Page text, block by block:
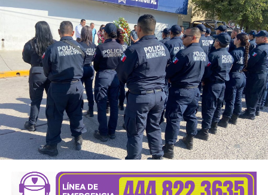
conocer las cuatro regiones del estado con estancias de
una o dos noches.
El número exacto de paquetes vendidos o apartados por
las agencias solo se conocerá al cierre de la temporada,
dijo Alonso.
También lee:Gallardo arranca operativo de seguridad para
Fenapo 2026